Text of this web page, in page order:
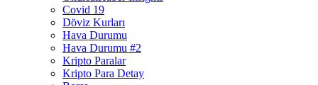
Covid 19
Döviz Kurları
Hava Durumu
Hava Durumu #2
Kripto Paralar
Kripto Para Detay